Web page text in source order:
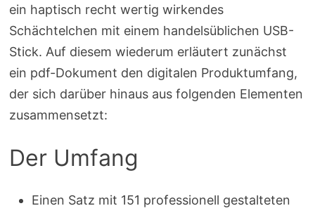
ein haptisch recht wertig wirkendes
Schächtelchen mit einem handelsüblichen USB-
Stick. Auf diesem wiederum erläutert zunächst
ein pdf-Dokument den digitalen Produktumfang,
der sich darüber hinaus aus folgenden Elementen
zusammensetzt:
Der Umfang
Einen Satz mit 151 professionell gestalteten